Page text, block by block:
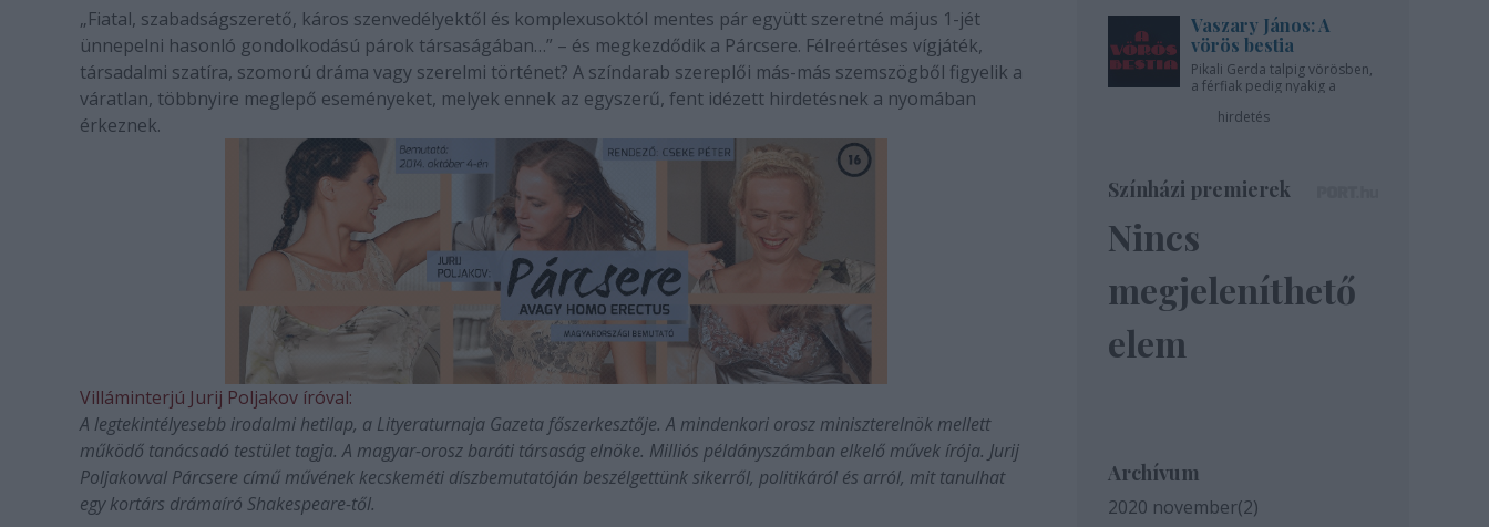
„Fiatal, szabadságszerető, káros szenvedélyektől és komplexusoktól mentes pár együtt szeretné május 1-jét
ünnepelni hasonló gondolkodású párok társaságában…” – és megkezdődik a Párcsere. Félreértéses vígjáték,
társadalmi szatíra, szomorú dráma vagy szerelmi történet? A színdarab szereplői más-más szemszögből figyelik a
váratlan, többnyire meglepő eseményeket, melyek ennek az egyszerű, fent idézett hirdetésnek a nyomában
érkeznek.
Villáminterjú Jurij Poljakov íróval:
A legtekintélyesebb irodalmi hetilap, a Lityeraturnaja Gazeta főszerkesztője. A mindenkori orosz miniszterelnök mellett
működő tanácsadó testület tagja. A magyar-orosz baráti társaság elnöke. Milliós példányszámban elkelő művek írója. Jurij
Poljakovval Párcsere című művének kecskeméti díszbemutatóján beszélgettünk sikerről, politikáról és arról, mit tanulhat
egy kortárs drámaíró Shakespeare-től.
Vaszary János: A
vörös bestia
Pikali Gerda talpig vörösben,
a férfiak pedig nyakig a
hirdetés
Színházi premierek
Nincs
megjeleníthető
elem
Archívum
2020 november(2)